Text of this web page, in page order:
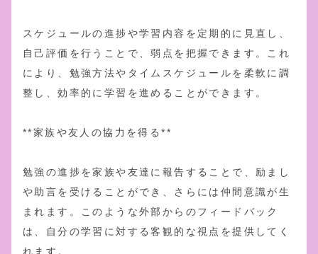
スケジュールの進捗や学習内容を定期的に見直し、
自己評価を行うことで、弱点を把握できます。これ
により、勉強方法やタイムスケジュールを柔軟に調
整し、効率的に学習を進めることができます。
**家族や友人の協力を得る**
勉強の進捗を家族や友達に報告することで、励まし
や助言を受けることができ、さらには仲間意識が生
まれます。このような外部からのフィードバック
は、自分の学習に対する客観的な視点を提供してく
れます。